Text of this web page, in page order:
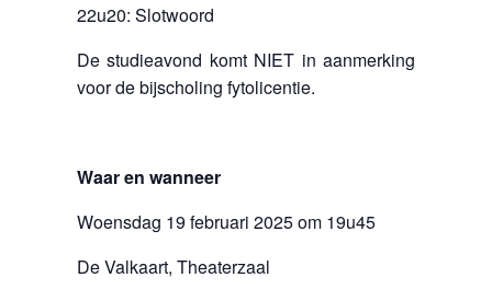
22u20: Slotwoord
De studieavond komt NIET in aanmerking
voor de bijscholing fytolicentie.
Waar en wanneer
Woensdag 19 februari 2025 om 19u45
De Valkaart, Theaterzaal